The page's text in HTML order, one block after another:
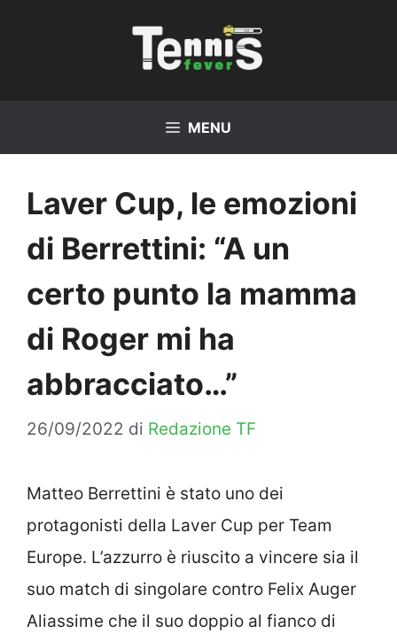
MENU
Laver Cup, le emozioni
di Berrettini: “A un
certo punto la mamma
di Roger mi ha
abbracciato…”
26/09/2022 di Redazione TF
Matteo Berrettini è stato uno dei
protagonisti della Laver Cup per Team
Europe. L’azzurro è riuscito a vincere sia il
suo match di singolare contro Felix Auger
Aliassime che il suo doppio al fianco di